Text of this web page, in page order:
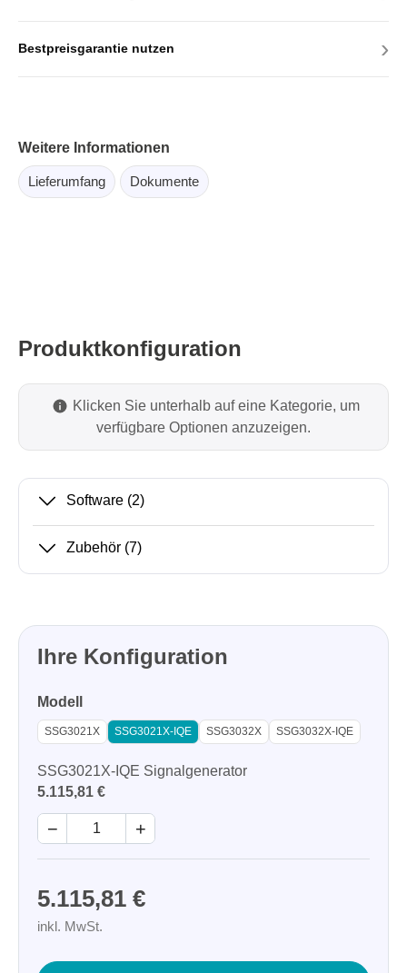
Bestpreisgarantie nutzen ›
Weitere Informationen
Lieferumfang Dokumente
Produktkonfiguration
Klicken Sie unterhalb auf eine Kategorie, um
verfügbare Optionen anzuzeigen.
Software (2)
Zubehör (7)
Ihre Konfiguration
Modell
SSG3021X SSG3021X-IQE SSG3032X SSG3032X-IQE
SSG3021X-IQE Signalgenerator
5.115,81 €
− +
5.115,81 €
inkl. MwSt.